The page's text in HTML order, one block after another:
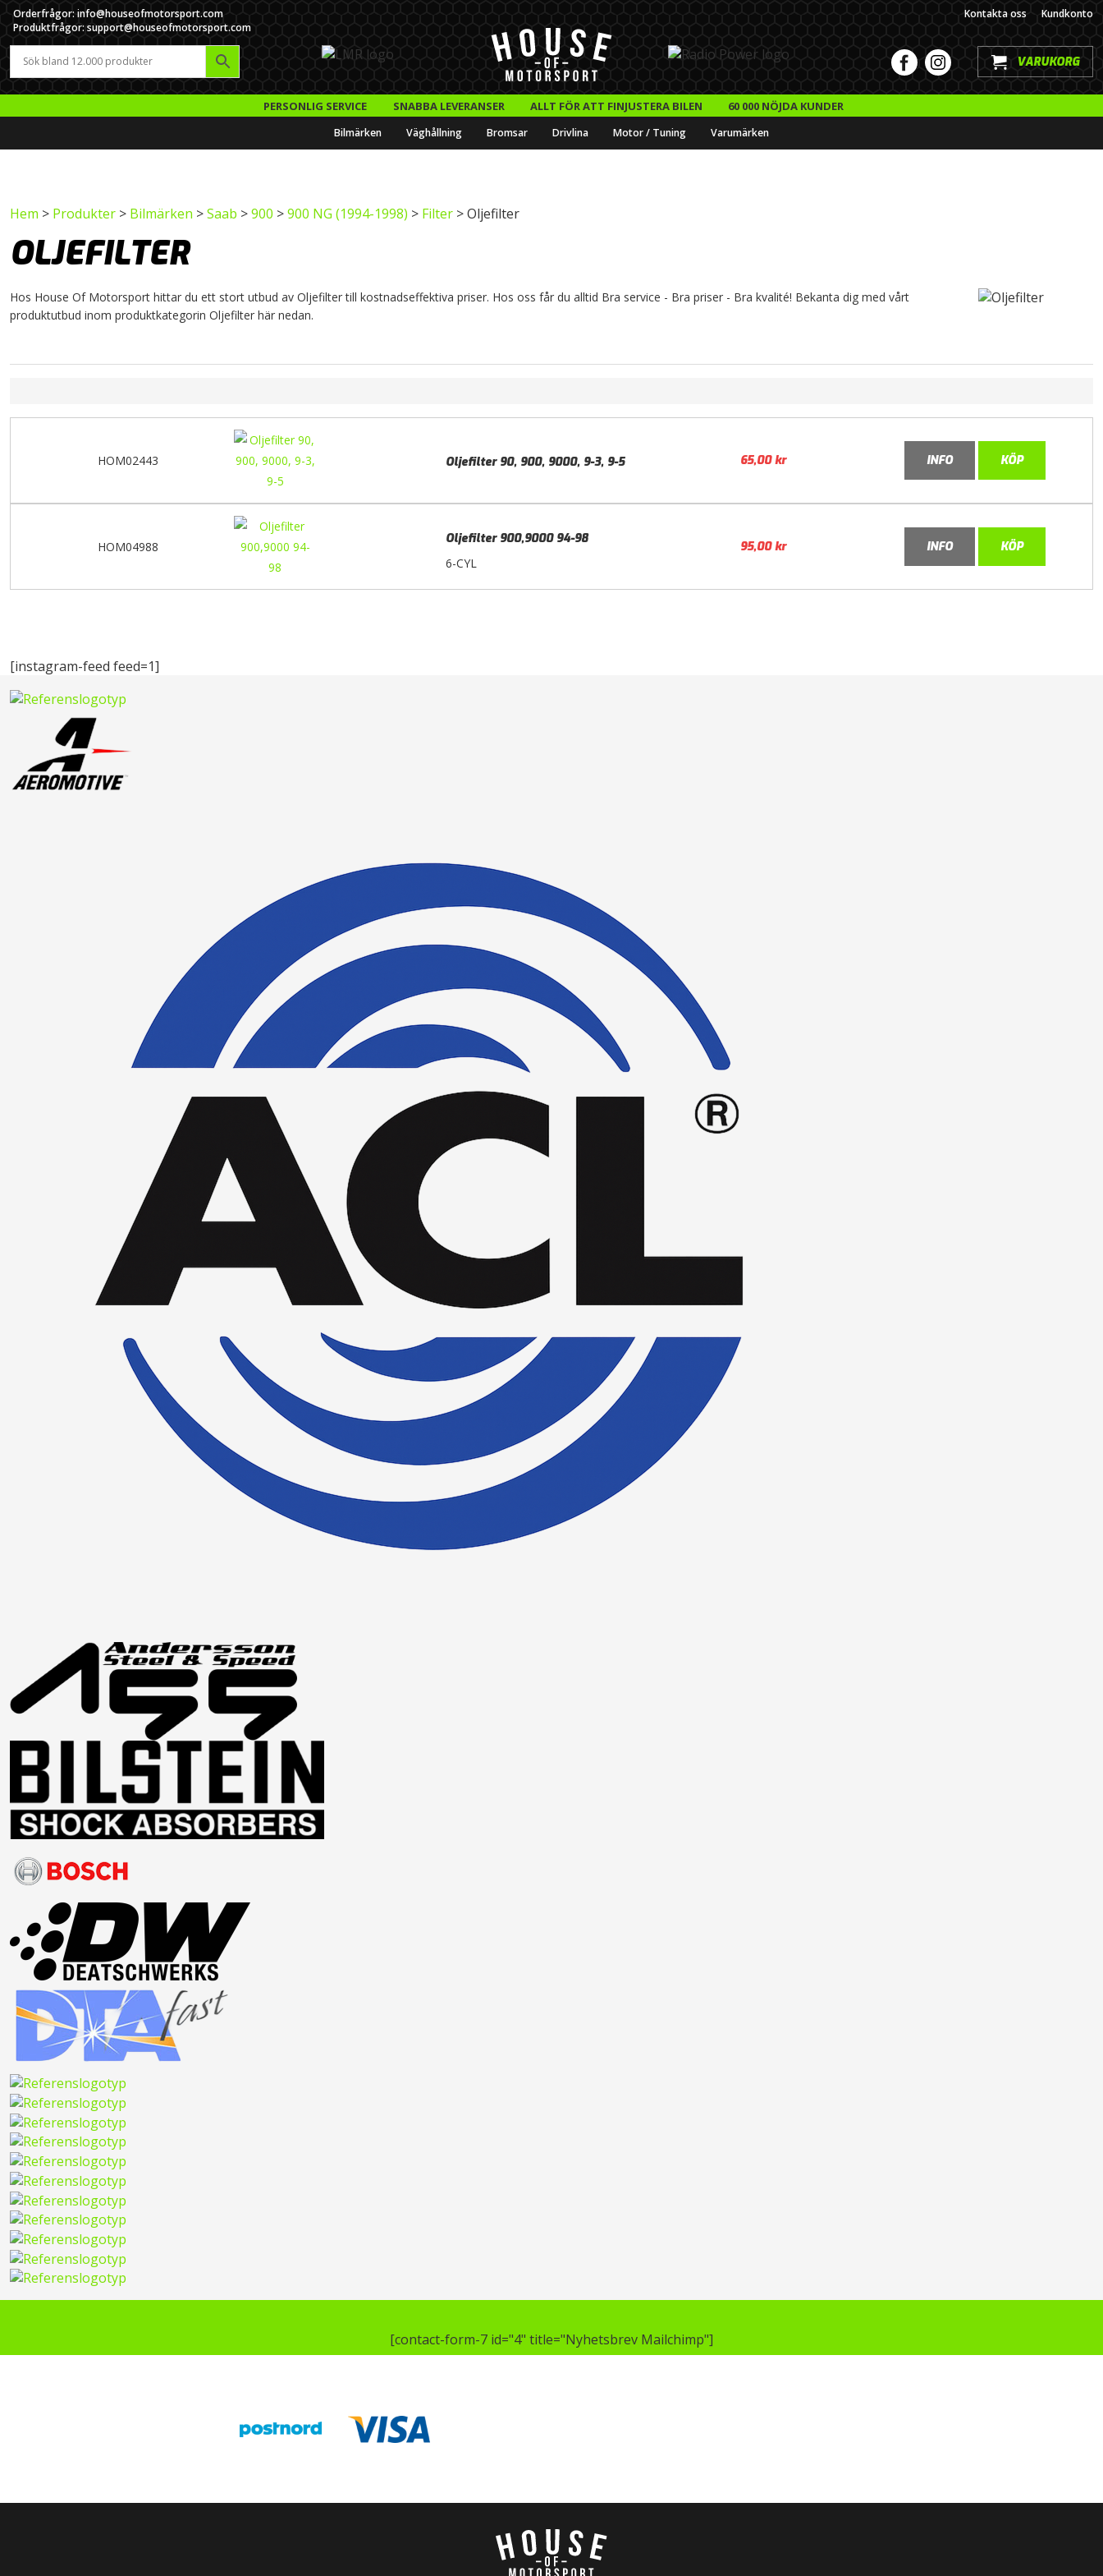
Orderfrågor: info@houseofmotorsport.com
Produktfrågor: support@houseofmotorsport.com
Kontakta oss Kundkonto
VARUKORG
PERSONLIG SERVICE SNABBA LEVERANSER ALLT FÖR ATT FINJUSTERA BILEN 60 000 NÖJDA KUNDER
Bilmärken Väghållning Bromsar Drivlina Motor / Tuning Varumärken
Hem > Produkter > Bilmärken >Saab >900 >900 NG (1994-1998) > Filter > Oljefilter
OLJEFILTER
Hos House Of Motorsport hittar du ett stort utbud av Oljefilter till kostnadseffektiva priser. Hos oss får du alltid Bra service - Bra priser - Bra kvalité! Bekanta dig med vårt
produktutbud inom produktkategorin Oljefilter här nedan.
HOM02443 Oljefilter 90, 900, 9000, 9-3, 9-5 65,00kr INFO KÖP
HOM04988
Oljefilter 900,9000 94-98
6-CYL
95,00kr INFO KÖP
[instagram-feed feed=1]
[contact-form-7 id="4" title="Nyhetsbrev Mailchimp"]